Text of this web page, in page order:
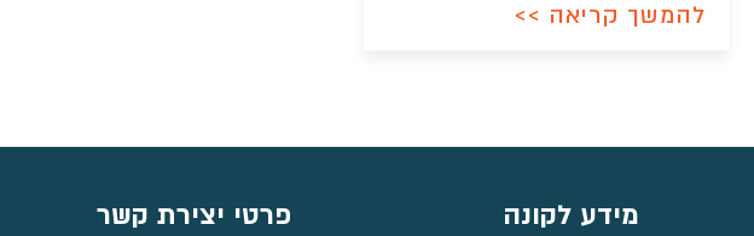
להמשך קריאה >>
מידע לקונה פרטי יצירת קשר